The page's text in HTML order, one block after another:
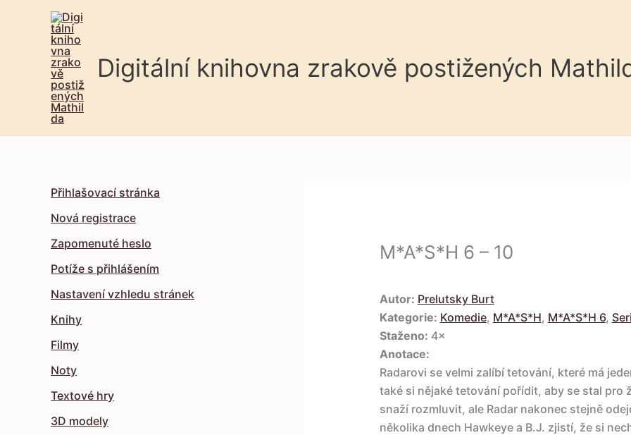
Digitální knihovna zrakově postižených
Přihlašovací stránka
Nová registrace
Zapomenuté heslo
Potíže s přihlášením
Nastavení vzhledu stránek
Knihy
Filmy
Noty
Textové hry
3D modely
M*A*S*H 6 – 10
Autor: Prelutsky Burt
Kategorie: Komedie, M*A*S*H, M*A*S*H 6,
Staženo: 4×
Anotace:
Radarovi se velmi zalíbí tetování, které má
také si nějaké tetování pořídit, aby se stal pro
snaží rozmluvit, ale Radar nakonec stejně
několika dnech Hawkeye a B.J. zjistí, že si